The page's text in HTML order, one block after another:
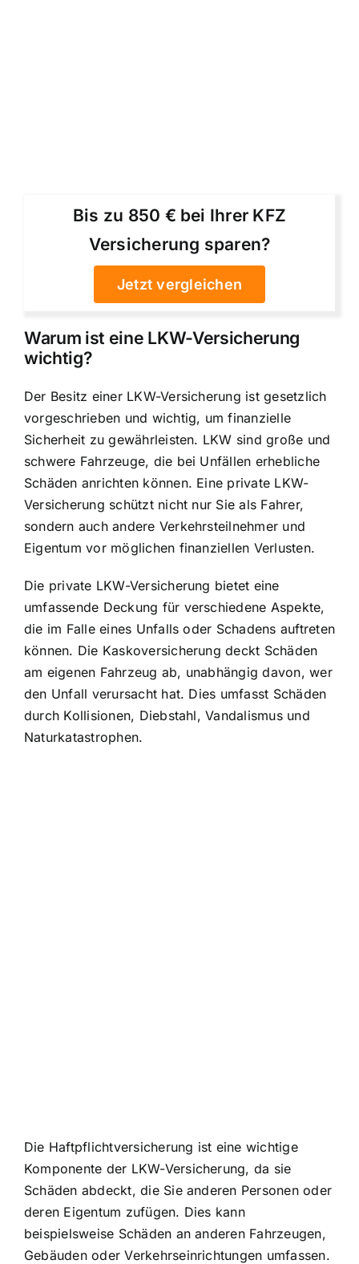
Bis zu 850 € bei Ihrer KFZ
Versicherung sparen?
Jetzt vergleichen
Warum ist eine LKW-Versicherung
wichtig?
Der Besitz einer LKW-Versicherung ist gesetzlich
vorgeschrieben und wichtig, um finanzielle
Sicherheit zu gewährleisten. LKW sind große und
schwere Fahrzeuge, die bei Unfällen erhebliche
Schäden anrichten können. Eine private LKW-
Versicherung schützt nicht nur Sie als Fahrer,
sondern auch andere Verkehrsteilnehmer und
Eigentum vor möglichen finanziellen Verlusten.
Die private LKW-Versicherung bietet eine
umfassende Deckung für verschiedene Aspekte,
die im Falle eines Unfalls oder Schadens auftreten
können. Die Kaskoversicherung deckt Schäden
am eigenen Fahrzeug ab, unabhängig davon, wer
den Unfall verursacht hat. Dies umfasst Schäden
durch Kollisionen, Diebstahl, Vandalismus und
Naturkatastrophen.
Die Haftpflichtversicherung ist eine wichtige
Komponente der LKW-Versicherung, da sie
Schäden abdeckt, die Sie anderen Personen oder
deren Eigentum zufügen. Dies kann
beispielsweise Schäden an anderen Fahrzeugen,
Gebäuden oder Verkehrseinrichtungen umfassen.